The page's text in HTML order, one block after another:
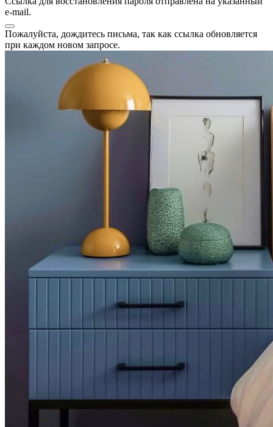
e-mail.
Пожалуйста, дождитесь письма, так как ссылка обновляется
при каждом новом запросе.